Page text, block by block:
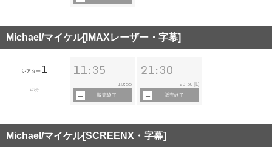
Michael/マイケル[IMAXレーザー・字幕]
シアター 1
127分
11:35
~13:55
販売終了
21:30
~ 23:50 [L]
販売終了
Michael/マイケル[SCREENX・字幕]